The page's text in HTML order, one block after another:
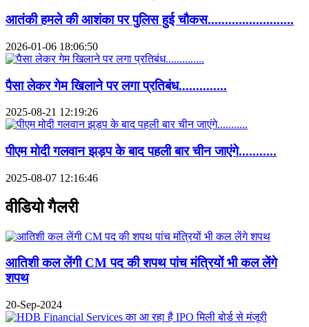
आतंकी हमले की आशंका पर पुलिस हुई चौकस.........................
2026-01-06 18:06:50
पैसा लेकर गेम खिलाने पर लगा प्रतिबंध..............
2025-08-21 12:19:26
पीएम मोदी गलवान झड़प के बाद पहली बार चीन जाएंगे...........
2025-08-07 12:16:46
वीडियो गैलरी
आतिशी कल लेंगी CM पद की शपथ पांच मंत्रियों भी कल लेंगे
शपथ
20-Sep-2024